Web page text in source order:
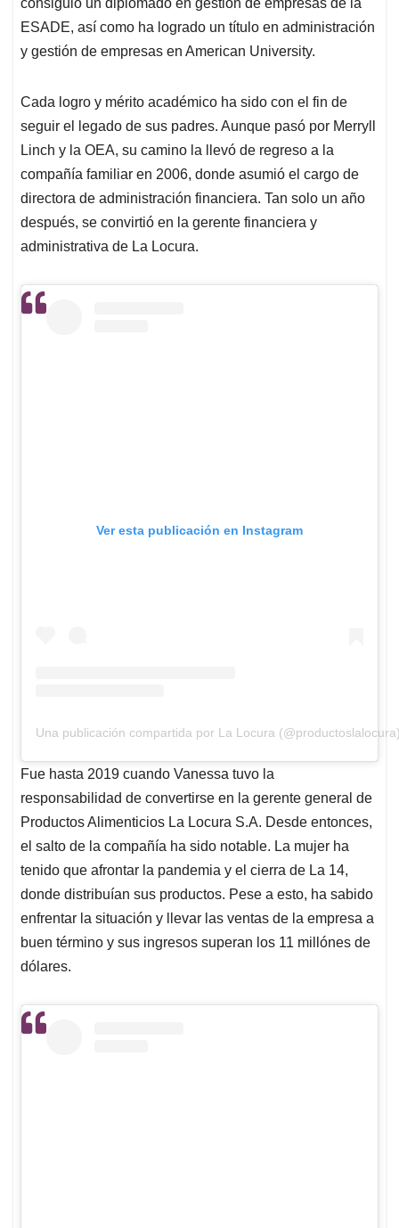
consiguió un diplomado en gestión de empresas de la
ESADE, así como ha logrado un título en administración
y gestión de empresas en American University.
Cada logro y mérito académico ha sido con el fin de
seguir el legado de sus padres. Aunque pasó por Merryll
Linch y la OEA, su camino la llevó de regreso a la
compañía familiar en 2006, donde asumió el cargo de
directora de administración financiera. Tan solo un año
después, se convirtió en la gerente financiera y
administrativa de La Locura.
Ver esta publicación en Instagram
Una publicación compartida por La Locura
Fue hasta 2019 cuando Vanessa tuvo la
responsabilidad de convertirse en la gerente general de
Productos Alimenticios La Locura S.A. Desde entonces,
el salto de la compañía ha sido notable. La mujer ha
tenido que afrontar la pandemia y el cierra de La 14,
donde distribuían sus productos. Pese a esto, ha sabido
enfrentar la situación y llevar las ventas de la empresa a
buen término y sus ingresos superan los 11 millónes de
dólares.